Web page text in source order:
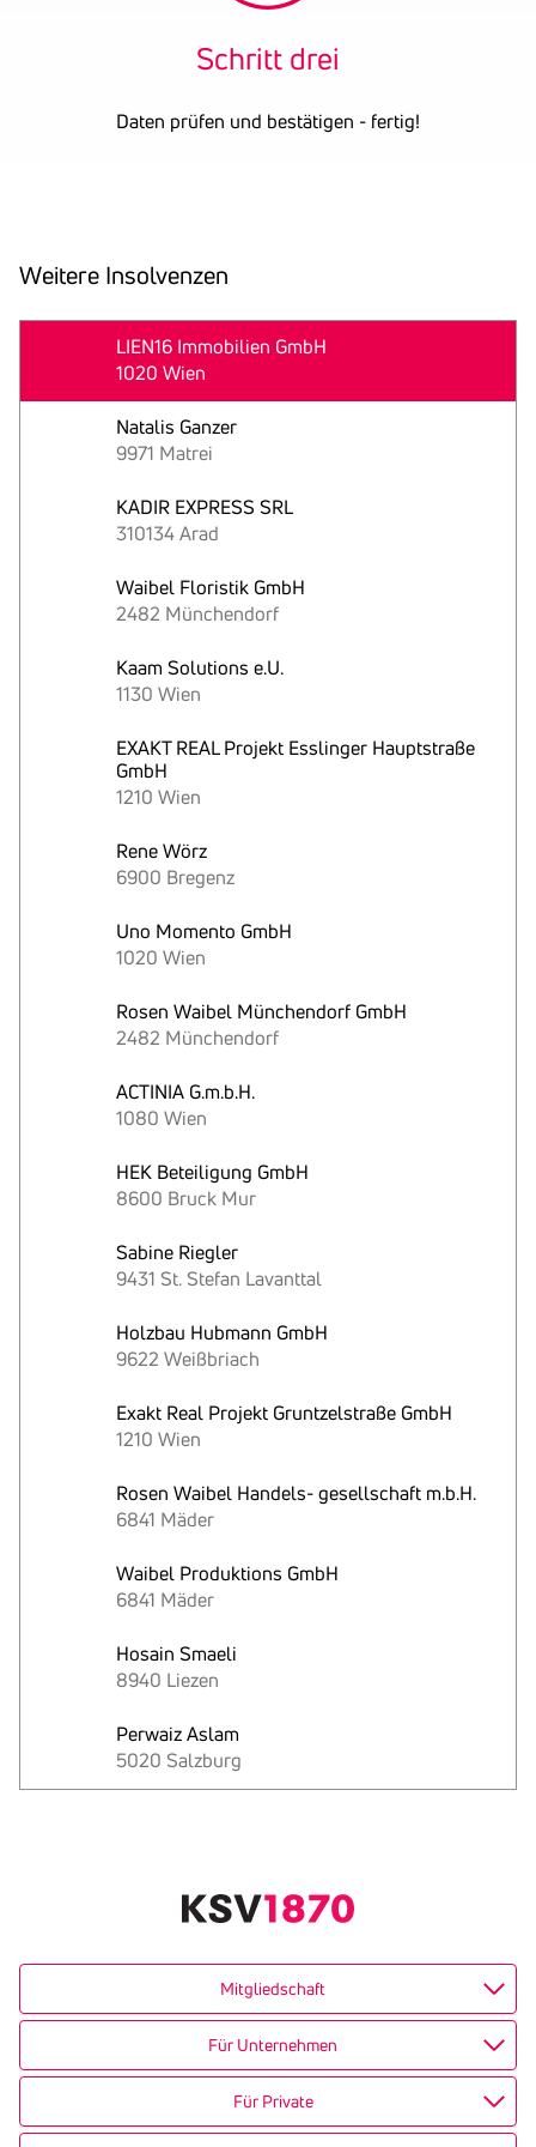
Schritt drei
Daten prüfen und bestätigen - fertig!
Weitere Insol­venzen
LIEN16 Immobilien GmbH
1020 Wien
Natalis Ganzer
9971 Matrei
KADIR EXPRESS SRL
310134 Arad
Waibel Floristik GmbH
2482 Münchendorf
Kaam Solutions e.U.
1130 Wien
EXAKT REAL Projekt Esslinger Hauptstraße
GmbH
1210 Wien
Rene Wörz
6900 Bregenz
Uno Momento GmbH
1020 Wien
Rosen Waibel Münchendorf GmbH
2482 Münchendorf
ACTINIA G.m.b.H.
1080 Wien
HEK Beteiligung GmbH
8600 Bruck Mur
Sabine Riegler
9431 St. Stefan Lavanttal
Holzbau Hubmann GmbH
9622 Weißbriach
Exakt Real Projekt Gruntzelstraße GmbH
1210 Wien
Rosen Waibel Handels- gesellschaft m.b.H.
6841 Mäder
Waibel Produktions GmbH
6841 Mäder
Hosain Smaeli
8940 Liezen
Perwaiz Aslam
5020 Salzburg
Mitgliedschaft
Für Unternehmen
Für Private